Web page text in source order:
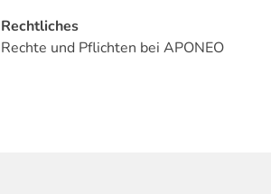
Rechtliches
Rechte und Pflichten bei APONEO